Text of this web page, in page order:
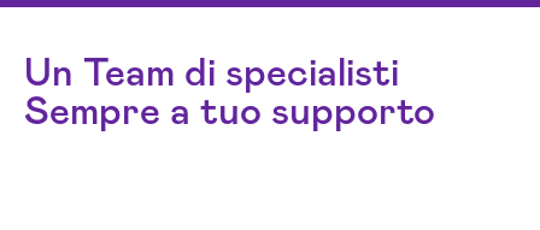
Un Team di specialisti
Sempre a tuo supporto